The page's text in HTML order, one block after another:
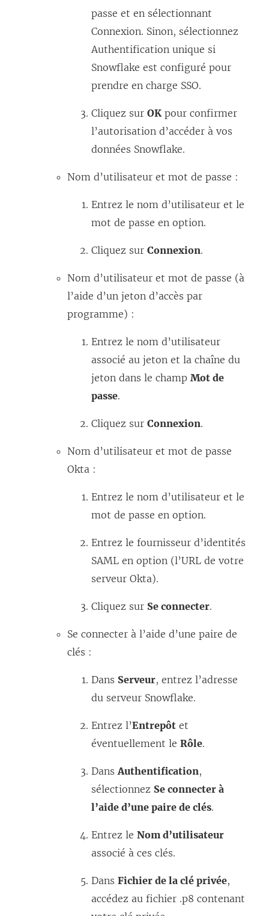
passe et en sélectionnant
Connexion. Sinon, sélectionnez
Authentification unique si
Snowflake est configuré pour
prendre en charge SSO.
Cliquez sur OK pour confirmer
l’autorisation d’accéder à vos
données Snowflake.
Nom d’utilisateur et mot de passe :
Entrez le nom d’utilisateur et le
mot de passe en option.
Cliquez sur Connexion.
Nom d’utilisateur et mot de passe (à
l’aide d’un jeton d’accès par
programme) :
Entrez le nom d’utilisateur
associé au jeton et la chaîne du
jeton dans le champ Mot de
passe.
Cliquez sur Connexion.
Nom d’utilisateur et mot de passe
Okta :
Entrez le nom d’utilisateur et le
mot de passe en option.
Entrez le fournisseur d’identités
SAML en option (l’URL de votre
serveur Okta).
Cliquez sur Se connecter.
Se connecter à l’aide d’une paire de
clés :
Dans Serveur, entrez l’adresse
du serveur Snowflake.
Entrez l’Entrepôt et
éventuellement le Rôle.
DansAuthentification,
sélectionnez Se connecter à
l’aide d’une paire de clés.
Entrez le Nom d’utilisateur
associé à ces clés.
Dans Fichier de la clé privée,
accédez au fichier .p8 contenant